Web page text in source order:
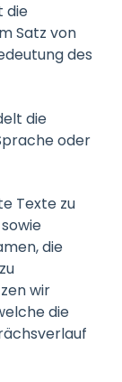
die
Satz von
des
die
oder
Texte zu
die
wir
die